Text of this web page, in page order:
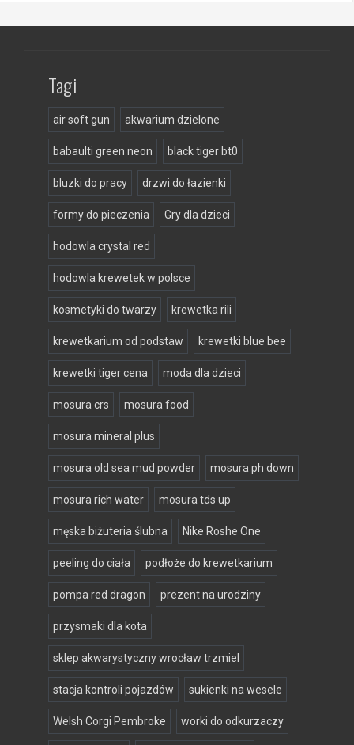
Tagi
air soft gun akwarium dzielone
babaulti green neon black tiger bt0
bluzki do pracy drzwi do łazienki
formy do pieczenia Gry dla dzieci
hodowla crystal red
hodowla krewetek w polsce
kosmetyki do twarzy krewetka rili
krewetkarium od podstaw krewetki blue bee
krewetki tiger cena moda dla dzieci
mosura crs mosura food
mosura mineral plus
mosura old sea mud powder mosura ph down
mosura rich water mosura tds up
męska biżuteria ślubna Nike Roshe One
peeling do ciała podłoże do krewetkarium
pompa red dragon prezent na urodziny
przysmaki dla kota
sklep akwarystyczny wrocław trzmiel
stacja kontroli pojazdów sukienki na wesele
Welsh Corgi Pembroke worki do odkurzaczy